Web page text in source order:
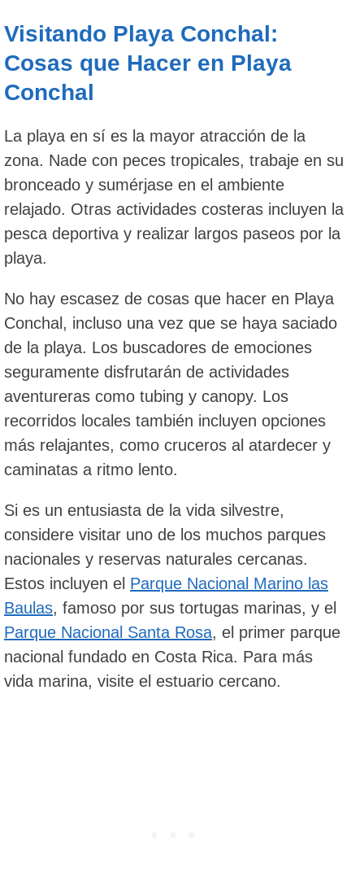
Visitando Playa Conchal:
Cosas que Hacer en Playa
Conchal
La playa en sí es la mayor atracción de la
zona. Nade con peces tropicales, trabaje en su
bronceado y sumérjase en el ambiente
relajado. Otras actividades costeras incluyen la
pesca deportiva y realizar largos paseos por la
playa.
No hay escasez de cosas que hacer en Playa
Conchal, incluso una vez que se haya saciado
de la playa. Los buscadores de emociones
seguramente disfrutarán de actividades
aventureras como tubing y canopy. Los
recorridos locales también incluyen opciones
más relajantes, como cruceros al atardecer y
caminatas a ritmo lento.
Si es un entusiasta de la vida silvestre,
considere visitar uno de los muchos parques
nacionales y reservas naturales cercanas.
Estos incluyen el Parque Nacional Marino las
Baulas, famoso por sus tortugas marinas, y el
Parque Nacional Santa Rosa, el primer parque
nacional fundado en Costa Rica. Para más
vida marina, visite el estuario cercano.